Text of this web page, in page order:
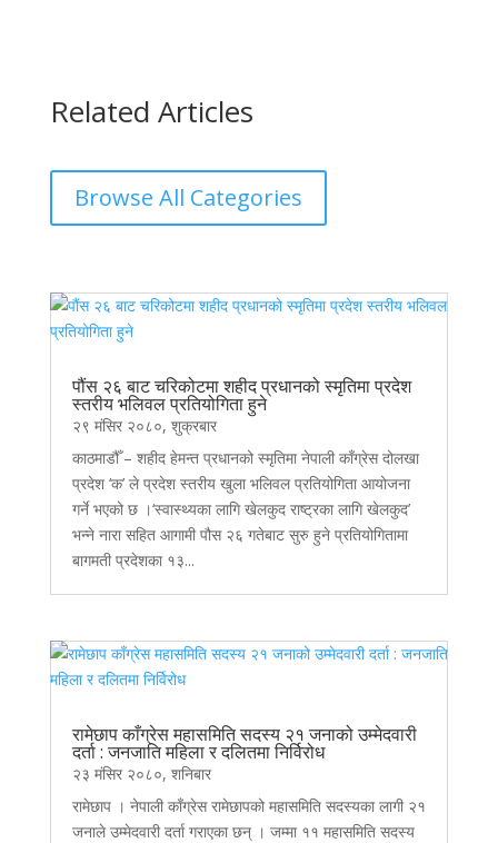
Related Articles
Browse All Categories
पौंस २६ बाट चरिकोटमा शहीद प्रधानको स्मृतिमा प्रदेश
स्तरीय भलिवल प्रतियोगिता हुने
२९ मंसिर २०८०, शुक्रबार
काठमाडौँ – शहीद हेमन्त प्रधानको स्मृतिमा नेपाली काँग्रेस दोलखा
प्रदेश ‘क’ ले प्रदेश स्तरीय खुला भलिवल प्रतियोगिता आयोजना
गर्ने भएको छ ।‘स्वास्थ्यका लागि खेलकुद राष्ट्रका लागि खेलकुद’
भन्ने नारा सहित आगामी पौस २६ गतेबाट सुरु हुने प्रतियोगितामा
बागमती प्रदेशका १३...
रामेछाप काँग्रेस महासमिति सदस्य २१ जनाको उम्मेदवारी
दर्ता : जनजाति महिला र दलितमा निर्विरोध
२३ मंसिर २०८०, शनिबार
रामेछाप । नेपाली काँग्रेस रामेछापको महासमिति सदस्यका लागी २१
जनाले उम्मेदवारी दर्ता गराएका छन् । जम्मा ११ महासमिति सदस्य